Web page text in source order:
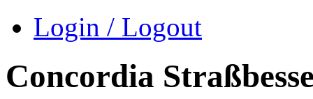
Login / Logout
Concordia